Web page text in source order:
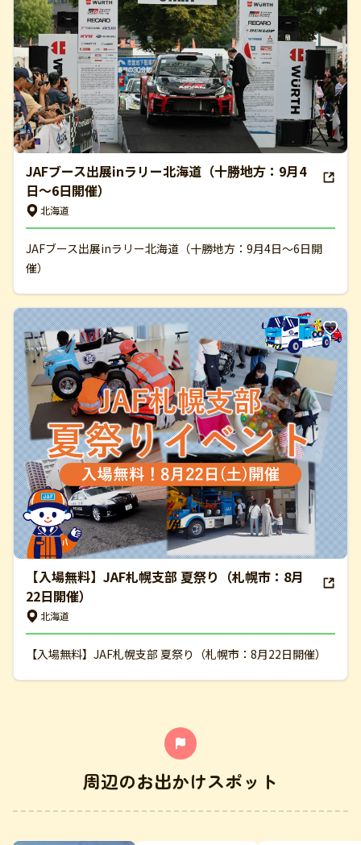
JAFブース出展inラリー北海道（十勝地方：9月4
日～6日開催）
北海道
JAFブース出展inラリー北海道（十勝地方：9月4日～6日開
催）
【入場無料】JAF札幌支部 夏祭り（札幌市：8月
22日開催）
北海道
【入場無料】JAF札幌支部 夏祭り（札幌市：8月22日開催）
周辺のお出かけスポット